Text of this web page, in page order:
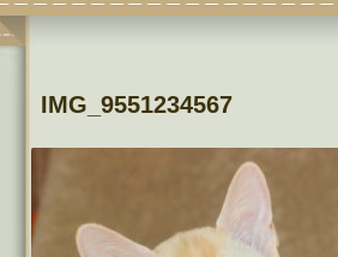
IMG_9551234567